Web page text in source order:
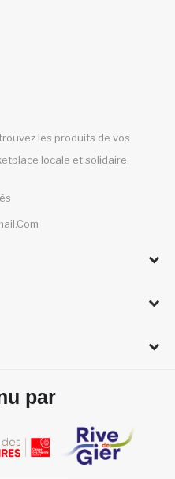
les produits de vos
locale et solidaire.
par